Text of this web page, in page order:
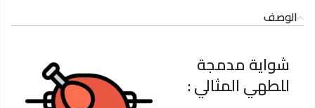
الوصف
شواية مدمجة
للطهي المثالي :